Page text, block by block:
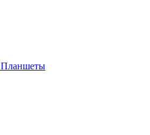
Планшеты